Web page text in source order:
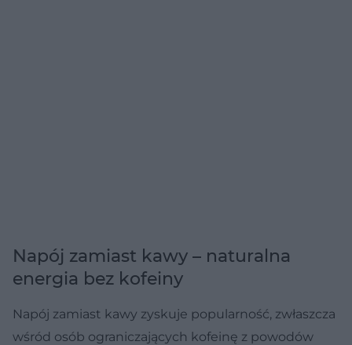
Napój zamiast kawy – naturalna
energia bez kofeiny
Napój zamiast kawy zyskuje popularność, zwłaszcza
wśród osób ograniczających kofeinę z powodów